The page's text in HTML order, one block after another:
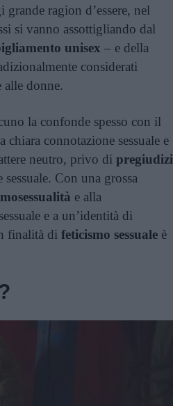
ragion d’essere, nel
si vanno assottigliando dal
unisex – e della
considerati
alle donne.
la confonde spesso con il
chiara connotazione sessuale e
neutro, privo di pregiudizi
Con una grossa
e alla
e a un’identità di
finalità di feticismo sessuale è